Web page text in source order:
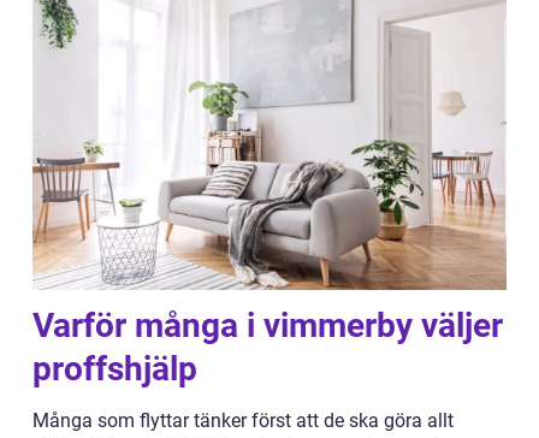
Varför många i vimmerby väljer
proffshjälp
Många som flyttar tänker först att de ska göra allt